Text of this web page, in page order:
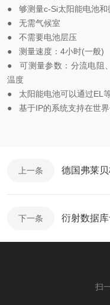
● 够测量c-Si太阳能电池和
● 无需气候室
● 不需要电池层压
● 测量速度：4小时(一般)
●可测量参数：分流电阻
温度
● 太阳能电池可以通过EL
● 基于IP的系统支持在世
上一条
下一条
扫